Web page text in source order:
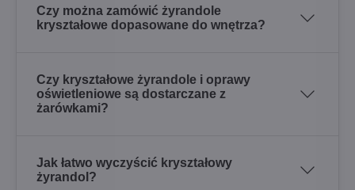
Czy można zamówić żyrandole
kryształowe dopasowane do wnętrza?
Czy kryształowe żyrandole i oprawy
oświetleniowe są dostarczane z
żarówkami?
Jak łatwo wyczyścić kryształowy
żyrandol?